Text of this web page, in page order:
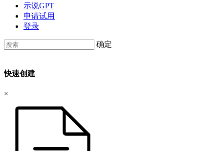
示说GPT
申请试用
登录
确定
快速创建
×